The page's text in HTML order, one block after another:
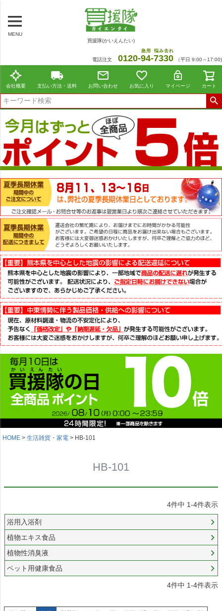
MENU
買援隊(かいえんたい)
電話注文 0120-94
急用
-7330
悩み去れ
（平日 9:00～17:00)
会社概要 支払い方法・送料 お問い合わせ お気に入り マイページ カート
HOME 生活雑貨・家電 HB-101
HB-101
4件中 1-4件表示
浴用入浴剤
植物エキス食品
植物性消臭液
ペット用健康食品
4件中 1-4件表示